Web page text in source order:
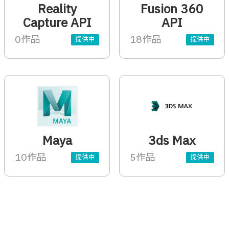
Reality
Capture API
0作品 提供中
Fusion 360
API
18作品 提供中
Maya
10作品 提供中
3ds Max
5作品 提供中